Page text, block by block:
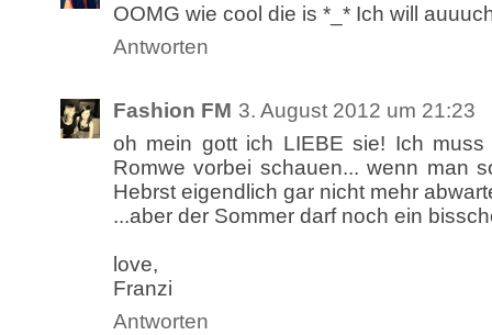
OOMG wie cool die is *_* Ich will
Antworten
Fashion FM 3. August 2012 um 21:23
oh mein gott ich LIEBE sie! Ich
Romwe vorbei schauen... wenn man
Hebrst eigendlich gar nicht mehr
...aber der Sommer darf noch ein
love,
Franzi
Antworten